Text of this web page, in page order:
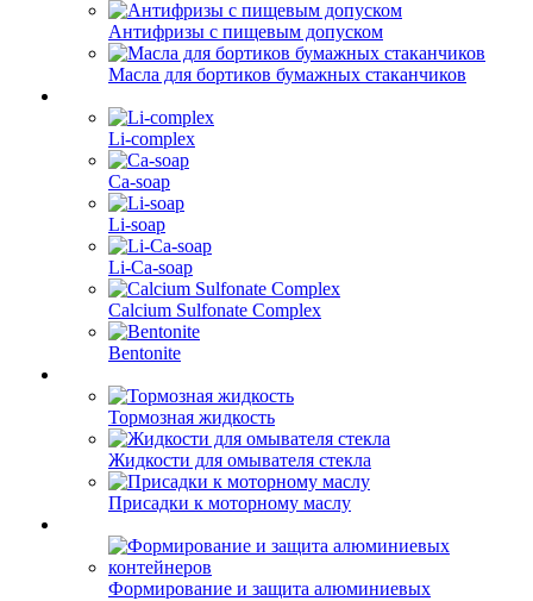
Антифризы с пищевым допуском
Масла для бортиков бумажных стаканчиков
Li-complex
Ca-soap
Li-soap
Li-Ca-soap
Calcium Sulfonate Complex
Bentonite
Тормозная жидкость
Жидкости для омывателя стекла
Присадки к моторному маслу
Формирование и защита алюминиевых